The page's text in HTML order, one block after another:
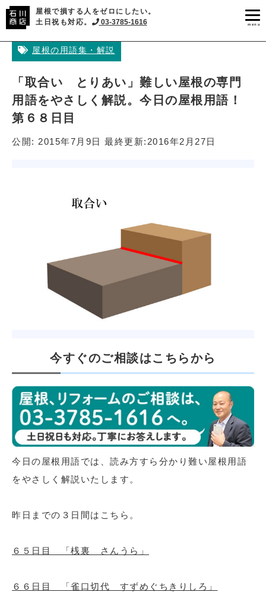
屋根で損する人をゼロにしたい。
土日祝も対応。
03-3785-1616 menu
屋根の用語集・解説
「取合い とりあい」難しい屋根の専門
用語をやさしく解説。今日の屋根用語！
第６８日目
公開: 2015年7月9日 最終更新: 2016年2月27日
今すぐのご相談はこちらから
今日の屋根用語では、読み方すら分かり難い屋根用語
をやさしく解説いたします。
昨日までの３日間はこちら。
６５日目 「桟裏 さんうら」
６６日目 「雀口切代 すずめぐちきりしろ」